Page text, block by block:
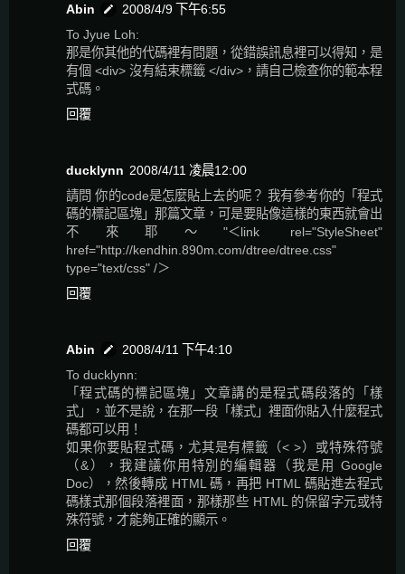
Abin
2008/4/9 下午6:55
To Jyue Loh:
那是你其他的代碼裡有問題，從錯誤訊息裡可以得知，是
有個 <div> 沒有結束標籤 </div>，請自己檢查你的範本程
式碼。
回覆
ducklynn 2008/4/11 凌晨12:00
請問 你的code是怎麼貼上去的呢？ 我有參考你的「程式
碼的標記區塊」那篇文章，可是要貼像這樣的東西就會出
不來耶～"＜link rel="StyleSheet"
href="http://kendhin.890m.com/dtree/dtree.css"
type="text/css" /＞
回覆
Abin
2008/4/11 下午4:10
To ducklynn:
「程式碼的標記區塊」文章講的是程式碼段落的「樣
式」，並不是說，在那一段「樣式」裡面你貼入什麼程式
碼都可以用！
如果你要貼程式碼，尤其是有標籤（< >）或特殊符號
（&），我建議你用特別的編輯器（我是用 Google
Doc），然後轉成 HTML 碼，再把 HTML 碼貼進去程式
碼樣式那個段落裡面，那樣那些 HTML 的保留字元或特
殊符號，才能夠正確的顯示。
回覆